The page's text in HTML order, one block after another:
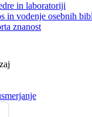
in laboratoriji
in vodenje osebnih
znanost